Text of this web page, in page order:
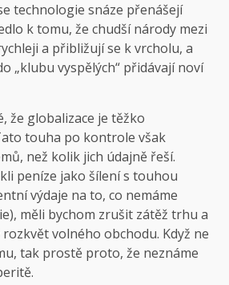
technologie snáze přenášejí
k tomu, že chudší národy mezi
a přibližují se k vrcholu, a
„klubu vyspělých“ přidávají noví
že globalizace je těžko
touha po kontrole však
než kolik jich údajně řeší.
peníze jako šílení s touhou
výdaje na to, co nemáme
měli bychom zrušit zátěž trhu a
volného obchodu. Když ne
tak prostě proto, že neznáme